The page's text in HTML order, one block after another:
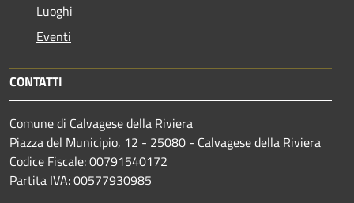
Luoghi
Eventi
CONTATTI
Comune di Calvagese della Riviera
Piazza del Municipio, 12 - 25080 - Calvagese della Riviera
Codice Fiscale: 00791540172
Partita IVA: 00577930985